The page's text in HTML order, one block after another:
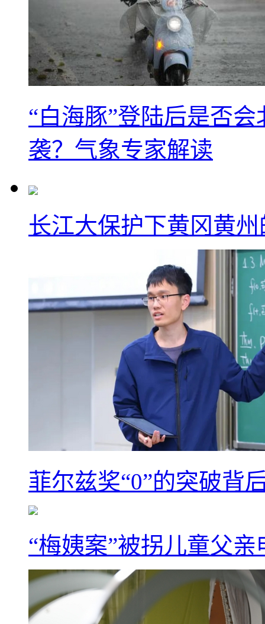
“白海豚”登陆后是否
袭？气象专家解读
长江大保护下黄冈黄
菲尔兹奖“0”的突破背
“梅姨案”被拐儿童父